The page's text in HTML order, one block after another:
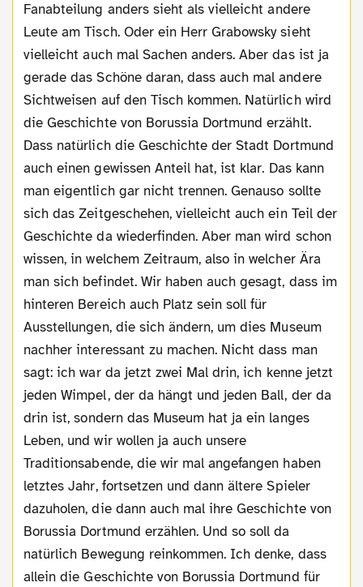
Fanabteilung anders sieht als vielleicht andere
Leute am Tisch. Oder ein Herr Grabowsky sieht
vielleicht auch mal Sachen anders. Aber das ist ja
gerade das Schöne daran, dass auch mal andere
Sichtweisen auf den Tisch kommen. Natürlich wird
die Geschichte von Borussia Dortmund erzählt.
Dass natürlich die Geschichte der Stadt Dortmund
auch einen gewissen Anteil hat, ist klar. Das kann
man eigentlich gar nicht trennen. Genauso sollte
sich das Zeitgeschehen, vielleicht auch ein Teil der
Geschichte da wiederfinden. Aber man wird schon
wissen, in welchem Zeitraum, also in welcher Ära
man sich befindet. Wir haben auch gesagt, dass im
hinteren Bereich auch Platz sein soll für
Ausstellungen, die sich ändern, um dies Museum
nachher interessant zu machen. Nicht dass man
sagt: ich war da jetzt zwei Mal drin, ich kenne jetzt
jeden Wimpel, der da hängt und jeden Ball, der da
drin ist, sondern das Museum hat ja ein langes
Leben, und wir wollen ja auch unsere
Traditionsabende, die wir mal angefangen haben
letztes Jahr, fortsetzen und dann ältere Spieler
dazuholen, die dann auch mal ihre Geschichte von
Borussia Dortmund erzählen. Und so soll da
natürlich Bewegung reinkommen. Ich denke, dass
allein die Geschichte von Borussia Dortmund für